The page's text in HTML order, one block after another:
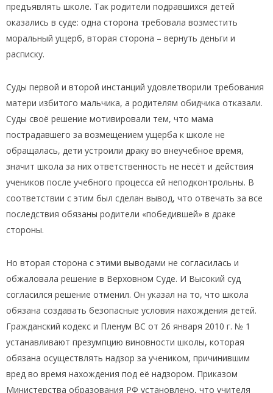
предъявлять школе. Так родители подравшихся детей
оказались в суде: одна сторона требовала возместить
моральный ущерб, вторая сторона – вернуть деньги и
расписку.
Суды первой и второй инстанций удовлетворили требования
матери избитого мальчика, а родителям обидчика отказали.
Суды своё решение мотивировали тем, что мама
пострадавшего за возмещением ущерба к школе не
обращалась, дети устроили драку во внеучебное время,
значит школа за них ответственность не несёт и действия
учеников после учебного процесса ей неподконтрольны. В
соответствии с этим был сделан вывод, что отвечать за все
последствия обязаны родители «победившей» в драке
стороны.
Но вторая сторона с этими выводами не согласилась и
обжаловала решение в Верховном Суде. И Высокий суд
согласился решение отменил. Он указал на то, что школа
обязана создавать безопасные условия нахождения детей.
Гражданский кодекс и Пленум ВС от 26 января 2010 г. № 1
устанавливают презумпцию виновности школы, которая
обязана осуществлять надзор за учеником, причинившим
вред во время нахождения под её надзором. Приказом
Министерства образования РФ установлено, что учителя